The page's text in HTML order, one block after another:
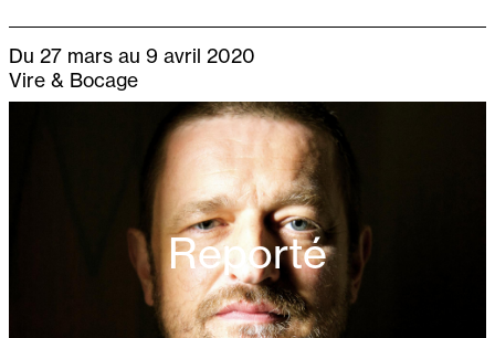
Du 27 mars au 9 avril 2020
Vire & Bocage
Reporté